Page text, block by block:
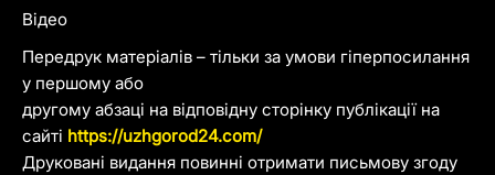
Передрук матеріалів – тільки за умови гіперпосилання
у першому або
другому абзаці на відповідну сторінку публікації на
сайті https://uzhgorod24.com/
Друковані видання повинні отримати письмову згоду
Відео